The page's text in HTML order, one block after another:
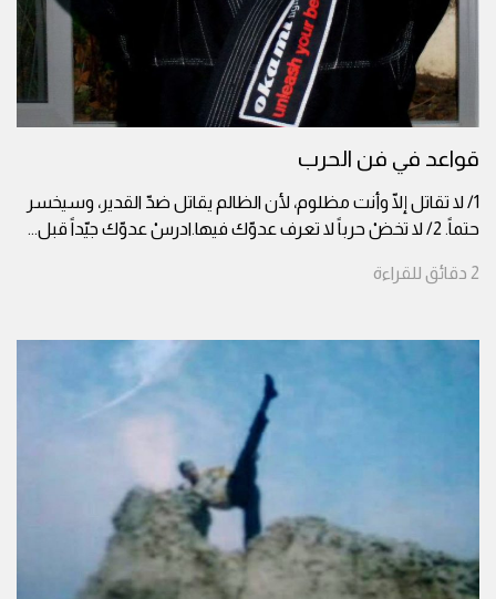
قواعد في فن الحرب
1/ لا تقاتل إلّا وأنت مظلوم، لأن الظالم يقاتل ضدّ القدير، وسيخسر
حتماً. 2/ لا تخضْ حرباً لا تعرف عدوّك فيها.ادرسْ عدوّك جيّداً قبل
...
2 دقائق للقراءة